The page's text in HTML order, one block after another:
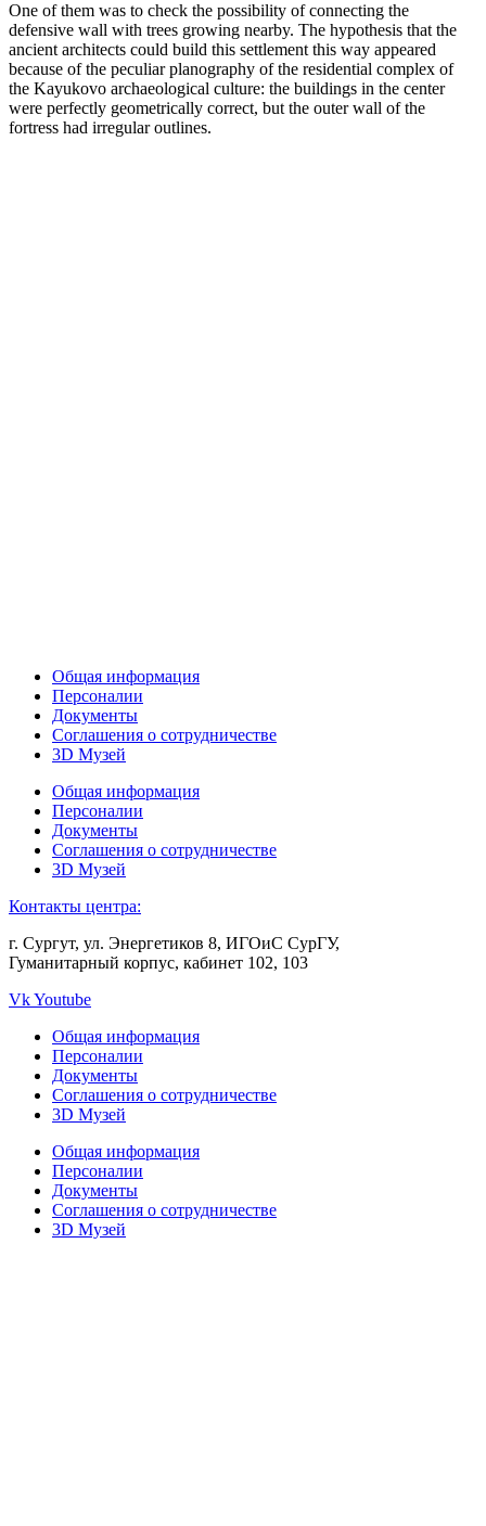
One of them was to check the possibility of connecting the
defensive wall with trees growing nearby. The hypothesis that the
ancient architects could build this settlement this way appeared
because of the peculiar planography of the residential complex of
the Kayukovo archaeological culture: the buildings in the center
were perfectly geometrically correct, but the outer wall of the
fortress had irregular outlines.
Общая информация
Персоналии
Документы
Соглашения о сотрудничестве
3D Музей
Общая информация
Персоналии
Документы
Соглашения о сотрудничестве
3D Музей
Контакты центра:
г. Сургут, ул. Энергетиков 8, ИГОиС СурГУ,
Гуманитарный корпус, кабинет 102, 103
VkYoutube
Общая информация
Персоналии
Документы
Соглашения о сотрудничестве
3D Музей
Общая информация
Персоналии
Документы
Соглашения о сотрудничестве
3D Музей